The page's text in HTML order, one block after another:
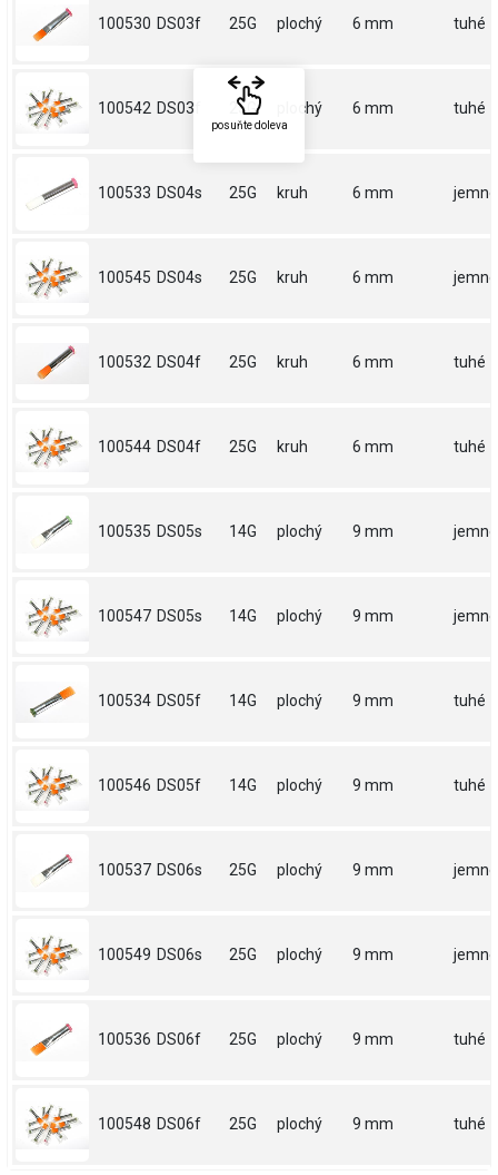
100530 DS03f 25G plochý 6 mm tuhé
100542 DS03f 25G plochý 6 mm tuhé
100533 DS04s 25G kruh 6 mm jemné
100545 DS04s 25G kruh 6 mm jemné
100532 DS04f 25G kruh 6 mm tuhé
100544 DS04f 25G kruh 6 mm tuhé
100535 DS05s 14G plochý 9 mm jemné
100547 DS05s 14G plochý 9 mm jemné
100534 DS05f 14G plochý 9 mm tuhé
100546 DS05f 14G plochý 9 mm tuhé
100537 DS06s 25G plochý 9 mm jemné
100549 DS06s 25G plochý 9 mm jemné
100536 DS06f 25G plochý 9 mm tuhé
100548 DS06f 25G plochý 9 mm tuhé
posuňte doleva